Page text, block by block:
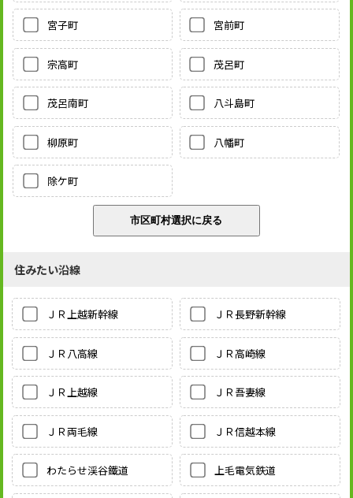
宮子町 宮前町
宗高町 茂呂町
茂呂南町 八斗島町
柳原町 八幡町
除ケ町
住みたい沿線
ＪＲ上越新幹線 ＪＲ長野新幹線
ＪＲ八高線 ＪＲ高崎線
ＪＲ上越線 ＪＲ吾妻線
ＪＲ両毛線 ＪＲ信越本線
わたらせ渓谷鐵道 上毛電気鉄道